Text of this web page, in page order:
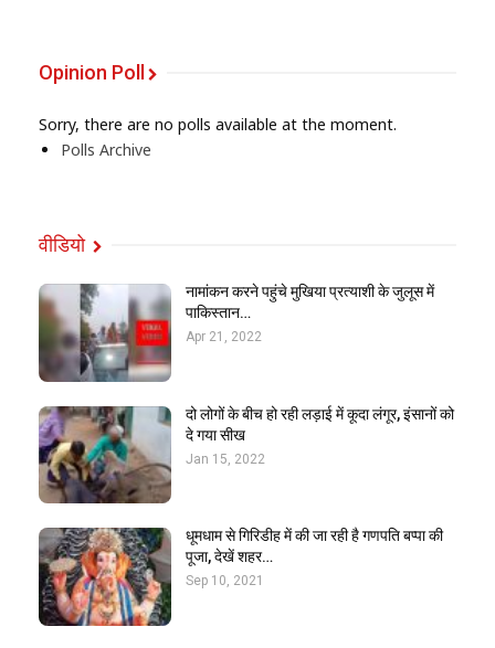
Opinion Poll
Sorry, there are no polls available at the moment.
Polls Archive
वीडियो
नामांकन करने पहुंचे मुखिया प्रत्याशी के जुलूस में
पाकिस्तान…
Apr 21, 2022
दो लोगों के बीच हो रही लड़ाई में कूदा लंगूर, इंसानों को
दे गया सीख
Jan 15, 2022
धूमधाम से गिरिडीह में की जा रही है गणपति बप्पा की
पूजा, देखें शहर…
Sep 10, 2021